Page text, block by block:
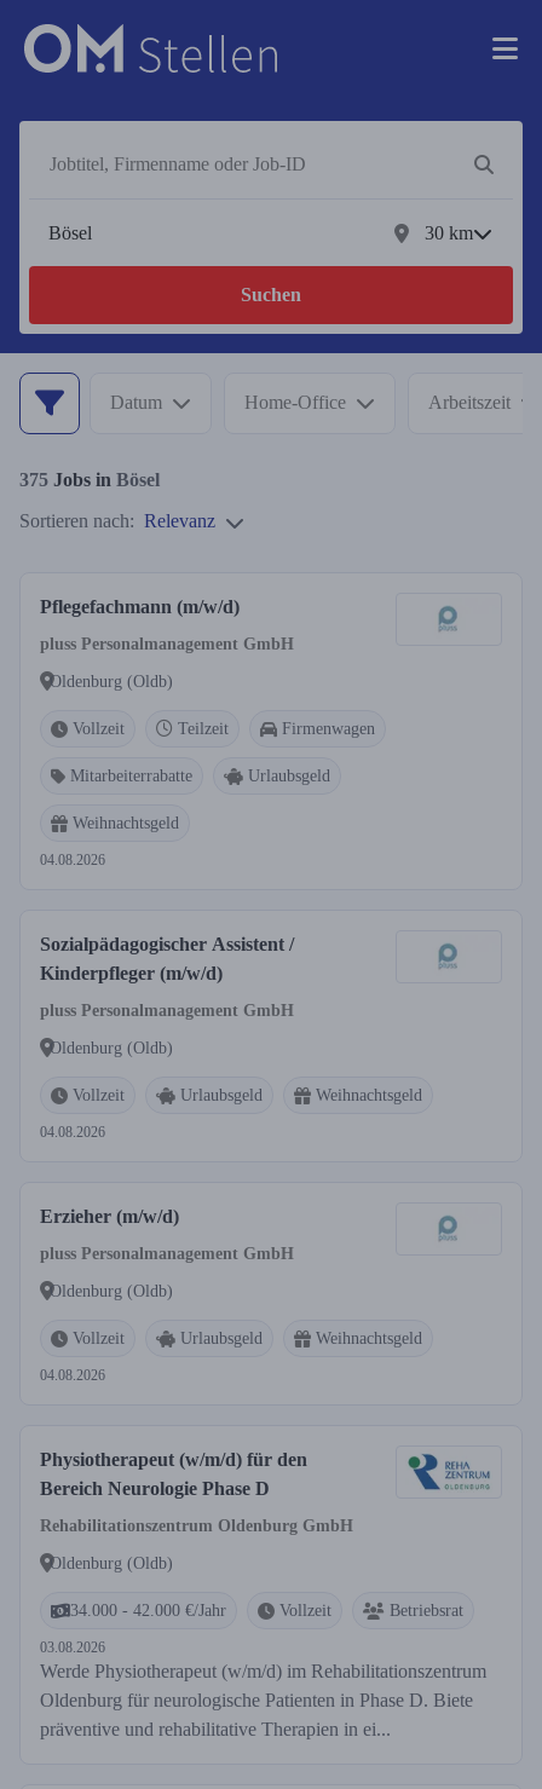
30 km
Suchen
Datum Home-Office Arbeitszeit
375 Jobs in Bösel
Sortieren nach: Relevanz
Pflegefachmann (m/w/d)
pluss Personalmanagement GmbH
Oldenburg (Oldb)
Vollzeit Teilzeit Firmenwagen
Mitarbeiterrabatte Urlaubsgeld
Weihnachtsgeld
04.08.2026
Sozialpädagogischer Assistent /
Kinderpfleger (m/w/d)
pluss Personalmanagement GmbH
Oldenburg (Oldb)
Vollzeit Urlaubsgeld Weihnachtsgeld
04.08.2026
Erzieher (m/w/d)
pluss Personalmanagement GmbH
Oldenburg (Oldb)
Vollzeit Urlaubsgeld Weihnachtsgeld
04.08.2026
Physiotherapeut (w/m/d) für den
Bereich Neurologie Phase D
Rehabilitationszentrum Oldenburg GmbH
Oldenburg (Oldb)
34.000 - 42.000 €/Jahr Vollzeit Betriebsrat
03.08.2026
Werde Physiotherapeut (w/m/d) im Rehabilitationszentrum
Oldenburg für neurologische Patienten in Phase D. Biete
präventive und rehabilitative Therapien in ei...